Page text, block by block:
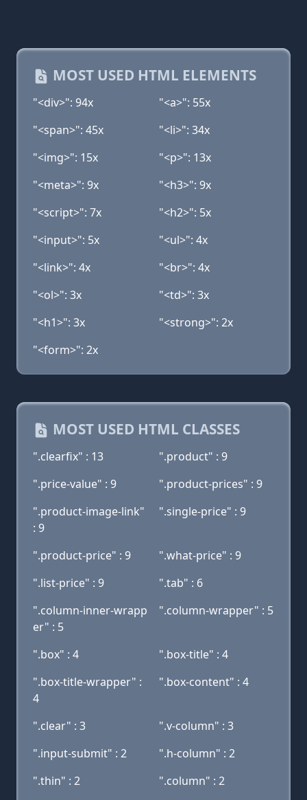
MOST USED HTML ELEMENTS
"<div>": 94x
"<a>": 55x
"<span>": 45x
"<li>": 34x
"<img>": 15x
"<p>": 13x
"<meta>": 9x
"<h3>": 9x
"<script>": 7x
"<h2>": 5x
"<input>": 5x
"<ul>": 4x
"<link>": 4x
"<br>": 4x
"<ol>": 3x
"<td>": 3x
"<h1>": 3x
"<strong>": 2x
"<form>": 2x
MOST USED HTML CLASSES
".clearfix" : 13
".product" : 9
".price-value" : 9
".product-prices" : 9
".product-image-link"
: 9
".single-price" : 9
".product-price" : 9
".what-price" : 9
".list-price" : 9
".tab" : 6
".column-inner-wrapp
er" : 5
".column-wrapper" : 5
".box" : 4
".box-title" : 4
".box-title-wrapper" :
4
".box-content" : 4
".clear" : 3
".v-column" : 3
".input-submit" : 2
".h-column" : 2
".thin" : 2
".column" : 2